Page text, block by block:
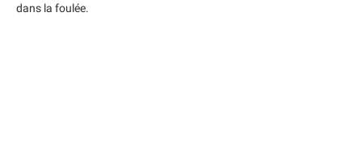
dans la foulée.